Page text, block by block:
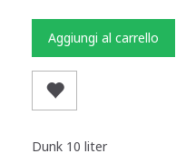
Aggiungi al carrello
Dunk 10 liter